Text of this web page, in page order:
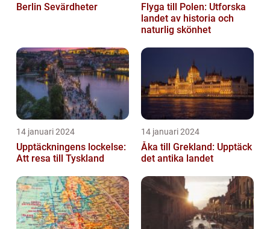
Berlin Sevärdheter
Flyga till Polen: Utforska
landet av historia och
naturlig skönhet
14 januari 2024
Upptäckningens lockelse:
Att resa till Tyskland
14 januari 2024
Åka till Grekland: Upptäck
det antika landet